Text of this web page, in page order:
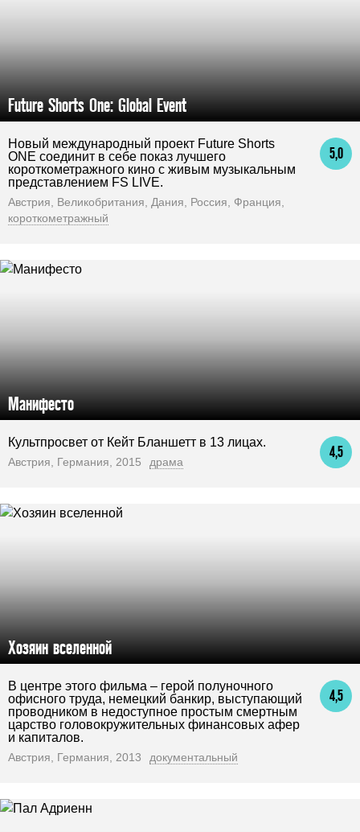
Future Shorts One: Global Event
5,0
Новый международный проект Future Shorts
ONE соединит в себе показ лучшего
короткометражного кино с живым музыкальным
представлением FS LIVE.
Австрия, Великобритания, Дания, Россия, Франция,
короткометражный
Манифесто
4,5
Культпросвет от Кейт Бланшетт в 13 лицах.
Австрия, Германия, 2015 драма
Хозяин вселенной
4,5
В центре этого фильма – герой полуночного
офисного труда, немецкий банкир, выступающий
проводником в недоступное простым смертным
царство головокружительных финансовых афер
и капиталов.
Австрия, Германия, 2013 документальный